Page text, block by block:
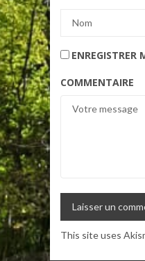
COMMENTAIRE
This site uses